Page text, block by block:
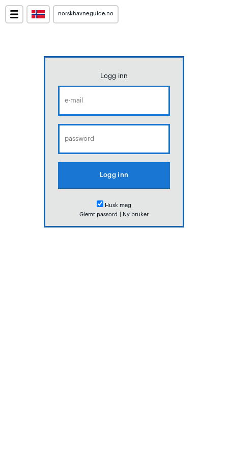
norskhavneguide.no
Logg inn
Husk meg
Glemt passord
Ny bruker